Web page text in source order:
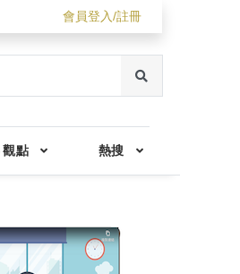
會員登入/註冊
觀點 熱搜